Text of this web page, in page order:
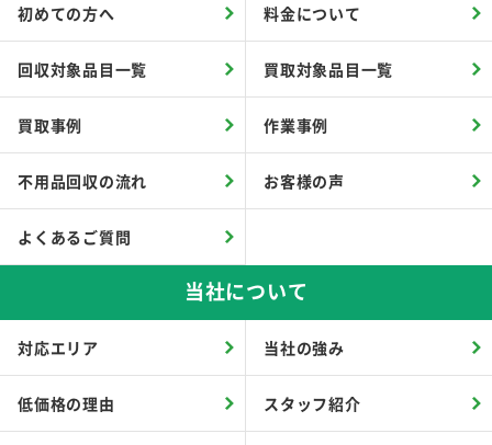
初めての方へ 料金について
回収対象品目一覧 買取対象品目一覧
買取事例 作業事例
不用品回収の流れ お客様の声
よくあるご質問
当社について
対応エリア 当社の強み
低価格の理由 スタッフ紹介